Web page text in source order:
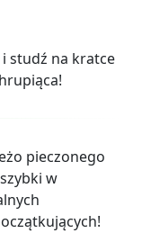
studź na kratce
pieczonego
w